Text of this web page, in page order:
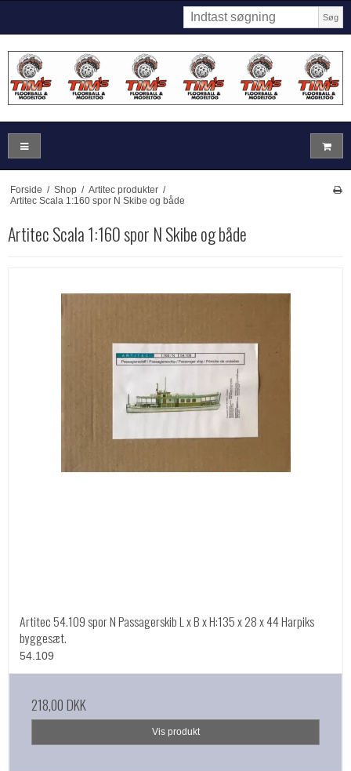
Søg
Forside / Shop / Artitec produkter /
Artitec Scala 1:160 spor N Skibe og både
Artitec Scala 1:160 spor N Skibe og både
Artitec 54.109 spor N Passagerskib L x B x H:135 x 28 x 44 Harpiks
byggesæt.
54.109
218,00 DKK
Vis produkt